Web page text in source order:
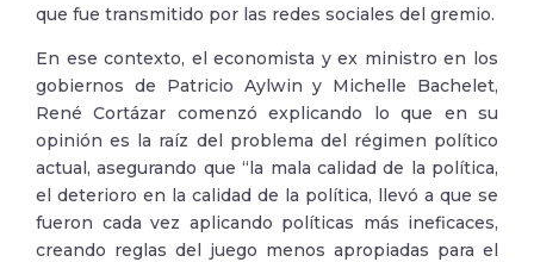
que fue transmitido por las redes sociales del gremio.
En ese contexto, el economista y ex ministro en los
gobiernos de Patricio Aylwin y Michelle Bachelet,
René Cortázar comenzó explicando lo que en su
opinión es la raíz del problema del régimen político
actual, asegurando que “la mala calidad de la política,
el deterioro en la calidad de la política, llevó a que se
fueron cada vez aplicando políticas más ineficaces,
creando reglas del juego menos apropiadas para el